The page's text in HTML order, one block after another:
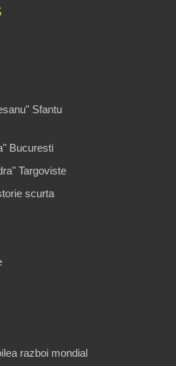
Sfantu
Bucuresti
Targoviste
scurta
razboi mondial